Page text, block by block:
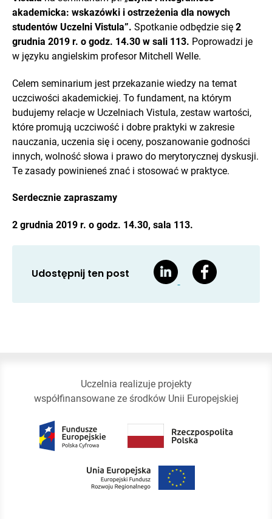
akademicka: wskazówki i ostrzeżenia dla nowych
studentów Uczelni Vistula”. Spotkanie odbędzie się 2
grudnia 2019 r. o godz. 14.30 w sali 113. Poprowadzi je
w języku angielskim profesor Mitchell Welle.
Celem seminarium jest przekazanie wiedzy na temat
uczciwości akademickiej. To fundament, na którym
budujemy relacje w Uczelniach Vistula, zestaw wartości,
które promują uczciwość i dobre praktyki w zakresie
nauczania, uczenia się i oceny, poszanowanie godności
innych, wolność słowa i prawo do merytorycznej dyskusji.
Te zasady powinieneś znać i stosować w praktyce.
Serdecznie zapraszamy
2 grudnia 2019 r. o godz. 14.30, sala 113.
Udostępnij ten post
Uczelnia realizuje projekty
współfinansowane ze środków Unii Europejskiej